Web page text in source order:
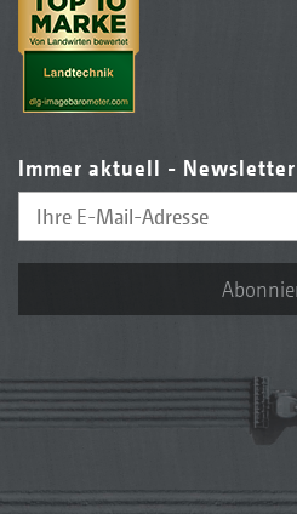
Immer aktuell - Newsletter